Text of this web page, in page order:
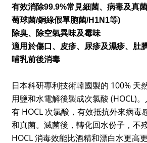
有效消除99.9%常見細菌、病毒及真
萄球菌/銅綠假單胞菌/H1N1等)
除臭、除空氣異味及霉味
適用於傷口、皮疹、尿疹及濕疹、肚
哺乳前後消毒
日本科研專利技術韓國製的 100% 天
用鹽和水電解後製成次氯酸 (HOCL)
有 HOCL 次氯酸，有效抵抗外來病毒
和真菌。滅菌後，轉化回水份子，不
HOCL 消毒效能比酒精和漂白水更高